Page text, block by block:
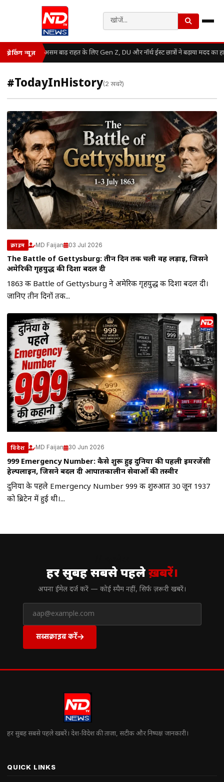
ब्रेकिंग न्यूज़ असम बाढ़ राहत के लिए Gen Z, DU और नॉर्थ ईस्ट छात्रों ने बढ़ाया मदद का
#TodayInHistory(2 खबरें)
क्राइम MD Faijan 03 Jul 2026
The Battle of Gettysburg: तीन दिन तक चली वह लड़ाई, जिसने
अमेरिकी गृहयुद्ध की दिशा बदल दी
1863 की Battle of Gettysburg ने अमेरिकी गृहयुद्ध की दिशा बदल दी।
जानिए तीन दिनों तक...
विदेश MD Faijan 30 Jun 2026
999 Emergency Number: कैसे शुरू हुई दुनिया की पहली इमरजेंसी
हेल्पलाइन, जिसने बदल दी आपातकालीन सेवाओं की तस्वीर
दुनिया के पहले Emergency Number 999 की शुरुआत 30 जून 1937
को ब्रिटेन में हुई थी।...
हर सुबह सबसे पहलेख़बरें।
अपना ईमेल दर्ज करें — कोई स्पैम नहीं, सिर्फ ज़रूरी खबरें।
सब्सक्राइब करें
हर सुबह सबसे पहले खबरें। देश-विदेश की ताज़ा, सटीक और निष्पक्ष जानकारी।
QUICK LINKS